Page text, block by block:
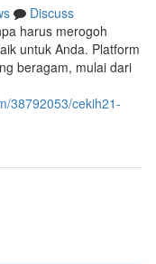
Discuss
harus merogoh
untuk Anda. Platform
beragam, mulai dari
38792053/cekih21-